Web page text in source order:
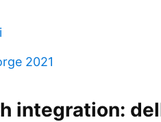
2021
integration: